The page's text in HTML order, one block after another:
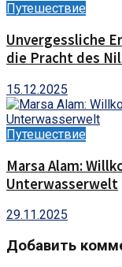
Путешествие
Unvergessliche
die Pracht des
15.12.2025
Путешествие
Marsa Alam:
Unterwasserwelt
29.11.2025
Добавить